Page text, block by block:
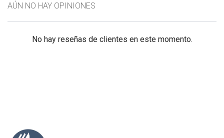
AÚN NO HAY OPINIONES
No hay reseñas de clientes en este momento.